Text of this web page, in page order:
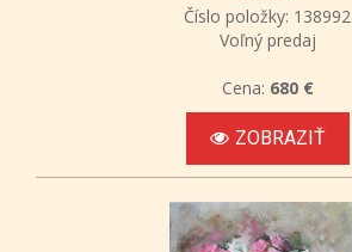
Číslo položky: 138992
Voľný predaj
Cena: 680 €
ZOBRAZIŤ